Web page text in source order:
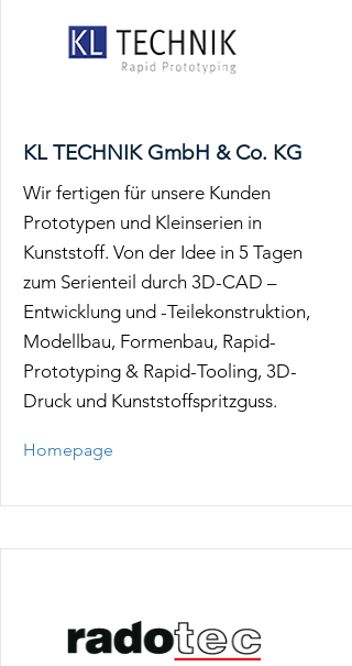
KL TECHNIK GmbH & Co. KG
Wir fertigen für unsere Kunden
Prototypen und Kleinserien in
Kunststoff. Von der Idee in 5 Tagen
zum Serienteil durch 3D-CAD –
Entwicklung und -Teilekonstruktion,
Modellbau, Formenbau, Rapid-
Prototyping & Rapid-Tooling, 3D-
Druck und Kunststoffspritzguss.
Homepage